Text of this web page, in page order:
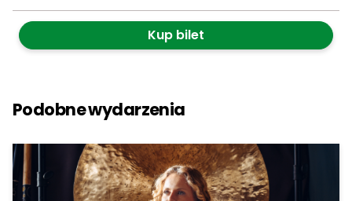
Kup bilet
Podobne wydarzenia